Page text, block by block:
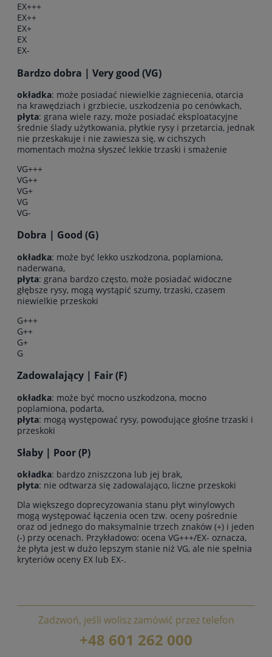
EX+++
EX++
EX+
EX
EX-
Bardzo dobra | Very good (VG)
okładka: może posiadać niewielkie zagniecenia, otarcia
na krawędziach i grzbiecie, uszkodzenia po cenówkach,
płyta: grana wiele razy, może posiadać eksploatacyjne
średnie ślady użytkowania, płytkie rysy i przetarcia, jednak
nie przeskakuje i nie zawiesza się, w cichszych
momentach można słyszeć lekkie trzaski i smażenie
VG+++
VG++
VG+
VG
VG-
Dobra | Good (G)
okładka: może być lekko uszkodzona, poplamiona,
naderwana,
płyta: grana bardzo często, może posiadać widoczne
głębsze rysy, mogą wystąpić szumy, trzaski, czasem
niewielkie przeskoki
G+++
G++
G+
G
Zadowalający | Fair (F)
okładka: może być mocno uszkodzona, mocno
poplamiona, podarta,
płyta: mogą występować rysy, powodujące głośne trzaski i
przeskoki
Słaby | Poor (P)
okładka: bardzo zniszczona lub jej brak,
płyta: nie odtwarza się zadowalająco, liczne przeskoki
Dla większego doprecyzowania stanu płyt winylowych
mogą występować łączenia ocen tzw. oceny pośrednie
oraz od jednego do maksymalnie trzech znaków (+) i jeden
(-) przy ocenach. Przykładowo: ocena VG+++/EX- oznacza,
że płyta jest w dużo lepszym stanie niż VG, ale nie spełnia
kryteriów oceny EX lub EX-.
Zadzwoń, jeśli wolisz zamówić przez telefon
+48 601 262 000